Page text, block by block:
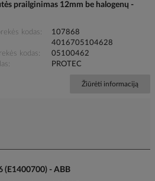
prailginimas 12mm be halogenų -
kodas
107868
4016705104628
kodas
05100462
PROTEC
Žiūrėti informaciją
(E1400700) - ABB